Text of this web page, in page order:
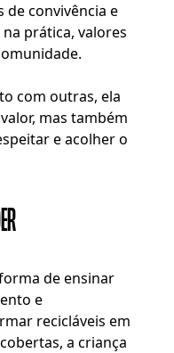
de convivência e
prática, valores
com outras, ela
mas também
e acolher o
de ensinar
e
recicláveis em
a criança